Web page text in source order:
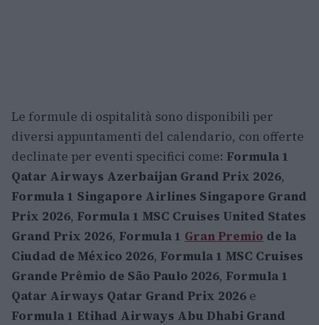
Le formule di ospitalità sono disponibili per
diversi appuntamenti del calendario, con offerte
declinate per eventi specifici come: Formula 1
Qatar Airways Azerbaijan Grand Prix 2026,
Formula 1 Singapore Airlines Singapore Grand
Prix 2026, Formula 1 MSC Cruises United States
Grand Prix 2026, Formula 1 Gran Premio de la
Ciudad de México 2026, Formula 1 MSC Cruises
Grande Prêmio de São Paulo 2026, Formula 1
Qatar Airways Qatar Grand Prix 2026 e
Formula 1 Etihad Airways Abu Dhabi Grand